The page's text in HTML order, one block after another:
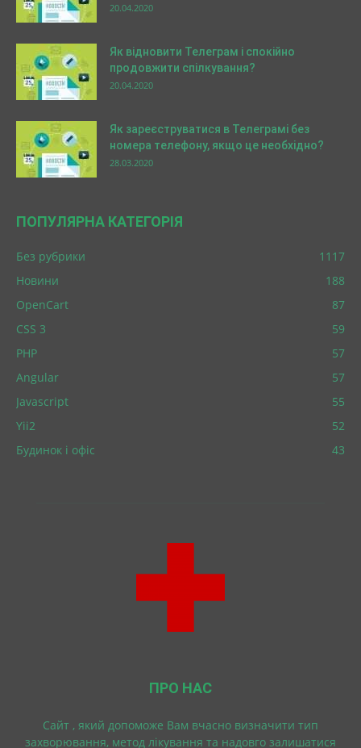
20.04.2020
Як відновити Телеграм і спокійно
продовжити спілкування?
20.04.2020
Як зареєструватися в Телеграмі без
номера телефону, якщо це необхідно?
28.03.2020
ПОПУЛЯРНА КАТЕГОРІЯ
Без рубрики
1117
Новини
188
OpenCart
87
CSS 3
59
PHP
57
Angular
57
Javascript
55
Yii2
52
Будинок і офіс
43
ПРО НАС
Cайт , який допоможе Вам вчасно визначити тип
захворювання, метод лікування та надовго залишатися